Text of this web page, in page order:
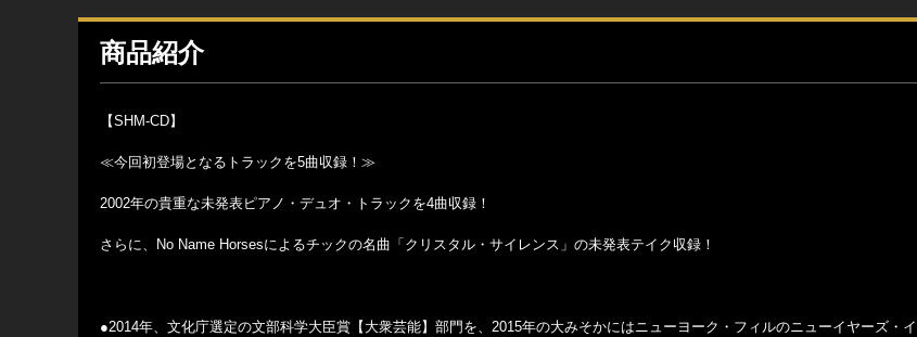
商品紹介
【SHM-CD】
≪今回初登場となるトラックを5曲収録！≫
2002年の貴重な未発表ピアノ・デュオ・トラックを4曲収録！
さらに、No Name Horsesによるチックの名曲「クリスタル・サイレンス」の未発表テイク収録！
●2014年、文化庁選定の文部科学大臣賞【大衆芸能】部門を、2015年の大みそかにはニューヨーク・フィルのニューイヤーズ・